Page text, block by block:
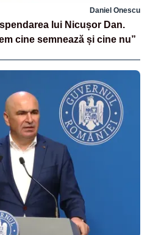
Daniel Onescu
lui Nicușor Dan.
cine semnează și cine nu”